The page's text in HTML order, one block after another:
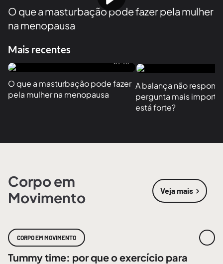
O que a masturbação pode fazer pela mulher
na menopausa
Mais recentes
01:13
O que a masturbação pode fazer
pela mulher na menopausa
A balança não
pergunta mais
está forte?
Corpo em
Movimento
Veja mais
sobre
CORPO EM MOVIMENTO
Tummy time: por que o exercício para